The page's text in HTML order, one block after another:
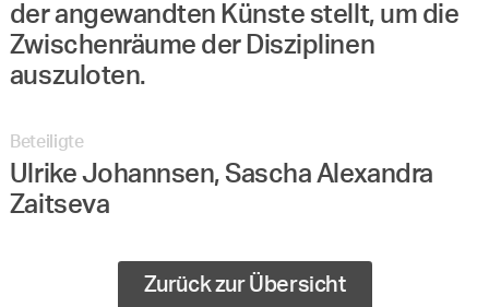
der angewandten Künste stellt, um die
Zwischenräume der Disziplinen
auszuloten.
Beteiligte
Ulrike Johannsen, Sascha Alexandra
Zaitseva
Zurück zur Übersicht